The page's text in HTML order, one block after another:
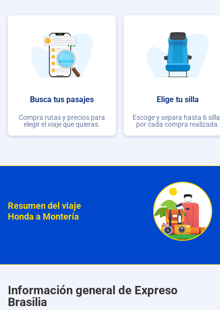
Busca tus pasajes
Compra rutas y precios para
elegir el viaje que quieras.
Elige tu silla
Escoge y separa hasta 6
por cada compra realizada.
Resumen del viaje
Honda a Montería
Información general de Expreso
Brasilia